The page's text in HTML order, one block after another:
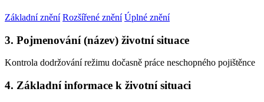
Základní znění Rozšířené znění Úplné znění
3. Pojmenování (název) životní situace
Kontrola dodržování režimu dočasně práce neschopného pojištěnce
4. Základní informace k životní situaci